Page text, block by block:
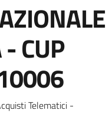
CUP
Telematici -